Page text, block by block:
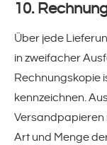
10.
Über jede
in zweifacher
Rechnungskopie
kennzeichnen.
Versandpapieren
Art und Menge